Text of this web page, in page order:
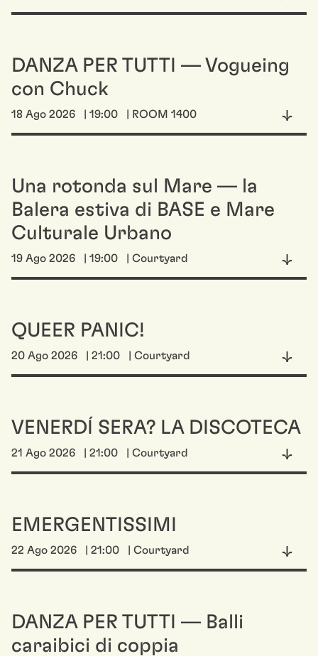
DANZA PER TUTTI — Vogueing
con Chuck
18 Ago 2026 | 19:00 | ROOM 1400
Una rotonda sul Mare — la
Balera estiva di BASE e Mare
Culturale Urbano
19 Ago 2026 | 19:00 | Courtyard
QUEER PANIC!
20 Ago 2026 | 21:00 | Courtyard
VENERDÍ SERA? LA DISCOTECA
21 Ago 2026 | 21:00 | Courtyard
EMERGENTISSIMI
22 Ago 2026 | 21:00 | Courtyard
DANZA PER TUTTI — Balli
caraibici di coppia